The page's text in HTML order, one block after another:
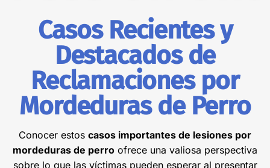
Casos Recientes y
Destacados de
Reclamaciones por
Mordeduras de Perro
Conocer estos casos importantes de lesiones por
mordeduras de perro ofrece una valiosa perspectiva
sobre lo que las víctimas pueden esperar al presentar
en Claremont
1325 E Cooley Dr Unit
109, Colton, CA
92324
+1